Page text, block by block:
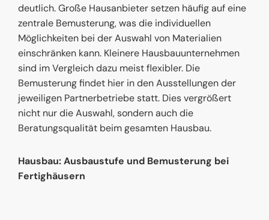
deutlich. Große Hausanbieter setzen häufig auf eine
zentrale Bemusterung, was die individuellen
Möglichkeiten bei der Auswahl von Materialien
einschränken kann. Kleinere Hausbauunternehmen
sind im Vergleich dazu meist flexibler. Die
Bemusterung findet hier in den Ausstellungen der
jeweiligen Partnerbetriebe statt. Dies vergrößert
nicht nur die Auswahl, sondern auch die
Beratungsqualität beim gesamten Hausbau.
Hausbau: Ausbaustufe und Bemusterung bei
Fertighäusern